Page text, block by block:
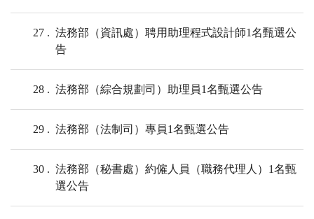
27
法務部（資訊處）聘用助理程式設計師1名甄選公
告
28 法務部（綜合規劃司）助理員1名甄選公告
29 法務部（法制司）專員1名甄選公告
30
法務部（秘書處）約僱人員（職務代理人）1名甄
選公告